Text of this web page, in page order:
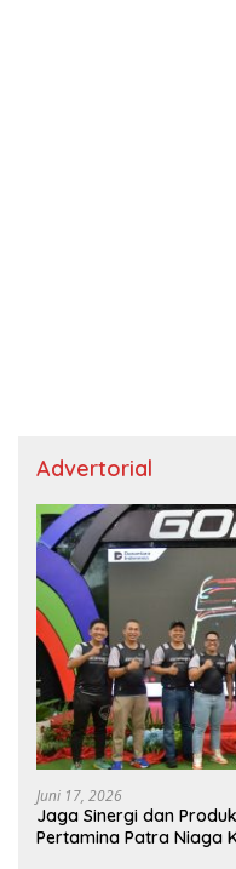
Advertorial
Juni 17, 2026
Jaga Sinergi dan
Pertamina Patra Niaga